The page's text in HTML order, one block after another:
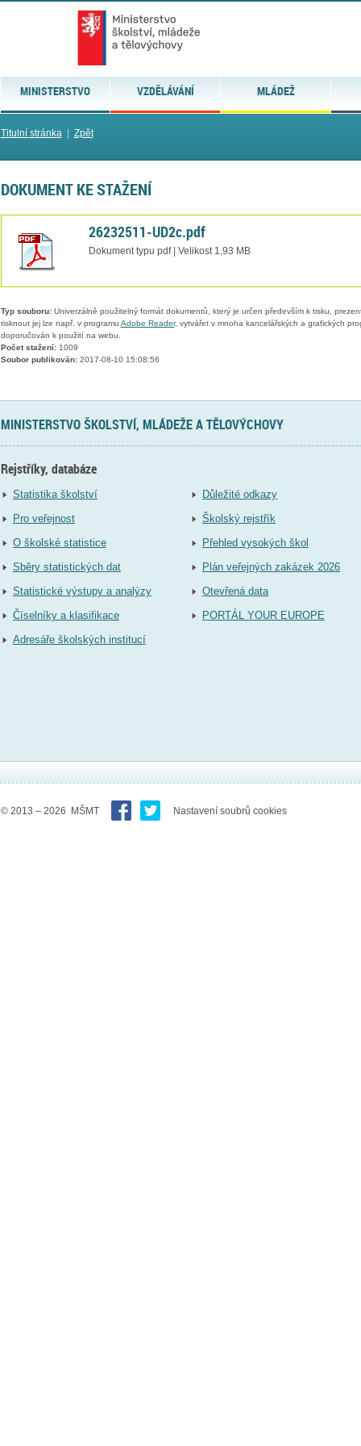
MINISTERSTVO VZDĚLÁVÁNÍ MLÁDEŽ
Titulní stránka| Zpět
DOKUMENT KE STAŽENÍ
26232511-UD2c.pdf
Dokument typu pdf | Velikost 1,93 MB
Typ souboru:Univerzálně použitelný formát dokumentů, který je určen především k tisku,
tisknout jej lze např. v programu Adobe Reader, vytvářet v mnoha kancelářských a grafických
doporučován k použití na webu.
Počet stažení:1009
Soubor publikován:2017-08-10 15:08:56
MINISTERSTVO ŠKOLSTVÍ, MLÁDEŽE A TĚLOVÝCHOVY
Rejstříky, databáze
Statistika školství
Pro veřejnost
O školské statistice
Sběry statistických dat
Statistické výstupy a analýzy
Číselníky a klasifikace
Adresáře školských institucí
Důležité odkazy
Školský rejstřík
Přehled vysokých škol
Plán veřejných zakázek 2026
Otevřená data
PORTÁL YOUR EUROPE
© 2013 – 2026 MŠMT Nastavení soubrů cookies